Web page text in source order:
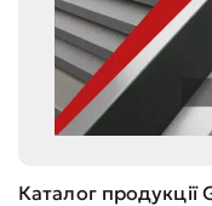
Каталог продукції